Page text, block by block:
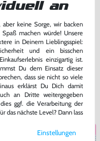
Nintendo Switch OLED
/ Dockingstation
(ohne Netzteil)
Switch
49,99 €
Zustand wählen
an
keine Sorge, wir backen
machen würde! Unsere
in Deinem Lieblingsspiel:
und ein bisschen
einzigartig ist.
Du dem Einsatz dieser
dass sie nicht so viele
erklärst Du Dich damit
an Dritte weitergegeben
ggf. die Verarbeitung der
das nächste Level? Dann lass
verwendeten Cookies und
Einstellungen